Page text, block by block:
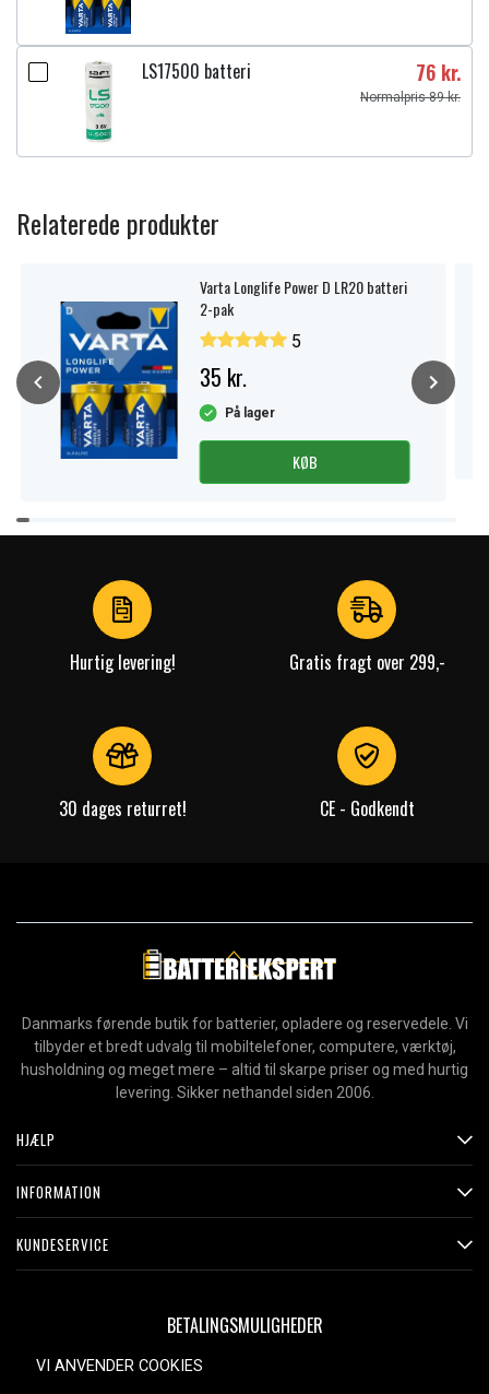
LS17500 batteri 76 kr.
Normalpris 89 kr.
Relaterede produkter
Varta Longlife Power D LR20 batteri
2-pak
5
35 kr.
På lager
KØB
Item
1
Hurtig levering! Gratis fragt over 299,-
30 dages returret! CE - Godkendt
Danmarks førende butik for batterier, opladere og reservedele. Vi
tilbyder et bredt udvalg til mobiltelefoner, computere, værktøj,
husholdning og meget mere – altid til skarpe priser og med hurtig
levering. Sikker nethandel siden 2006.
HJÆLP
INFORMATION
KUNDESERVICE
BETALINGSMULIGHEDER
VI ANVENDER COOKIES